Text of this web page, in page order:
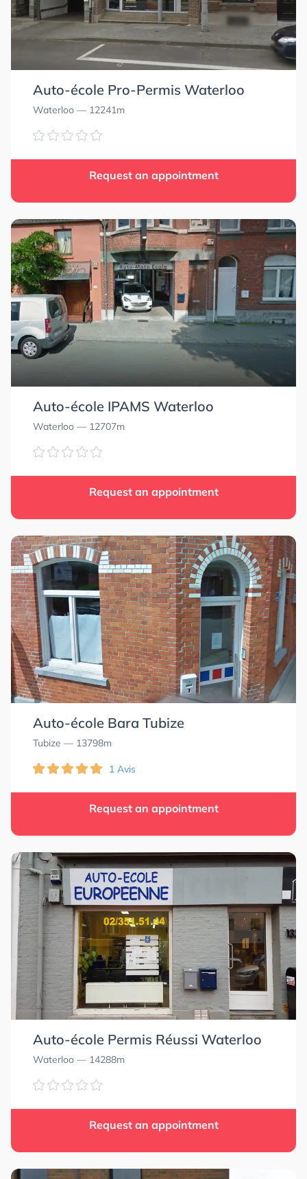
Auto-école Pro-Permis Waterloo
Waterloo — 12241m
Request an appointment
Auto-école IPAMS Waterloo
Waterloo — 12707m
Request an appointment
Auto-école Bara Tubize
Tubize — 13798m
1 Avis
Request an appointment
Auto-école Permis Réussi Waterloo
Waterloo — 14288m
Request an appointment